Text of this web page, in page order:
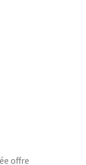
offre